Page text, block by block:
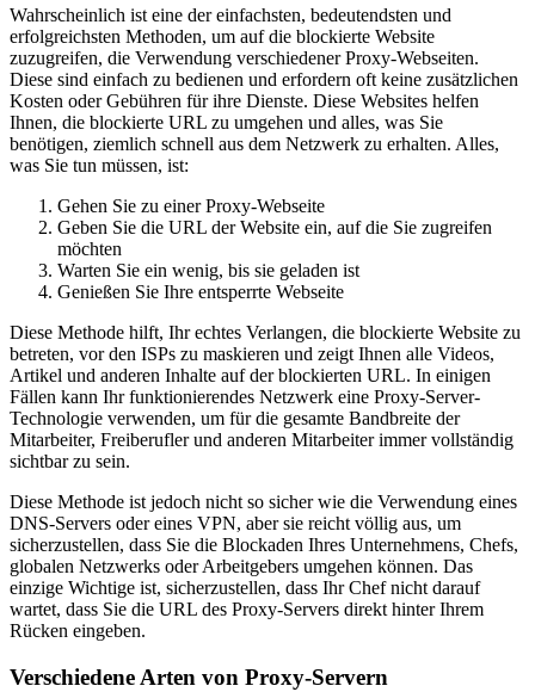
Wahrscheinlich ist eine der einfachsten, bedeutendsten und
erfolgreichsten Methoden, um auf die blockierte Website
zuzugreifen, die Verwendung verschiedener Proxy-Webseiten.
Diese sind einfach zu bedienen und erfordern oft keine zusätzlichen
Kosten oder Gebühren für ihre Dienste. Diese Websites helfen
Ihnen, die blockierte URL zu umgehen und alles, was Sie
benötigen, ziemlich schnell aus dem Netzwerk zu erhalten. Alles,
was Sie tun müssen, ist:
Gehen Sie zu einer Proxy-Webseite
Geben Sie die URL der Website ein, auf die Sie zugreifen
möchten
Warten Sie ein wenig, bis sie geladen ist
Genießen Sie Ihre entsperrte Webseite
Diese Methode hilft, Ihr echtes Verlangen, die blockierte Website zu
betreten, vor den ISPs zu maskieren und zeigt Ihnen alle Videos,
Artikel und anderen Inhalte auf der blockierten URL. In einigen
Fällen kann Ihr funktionierendes Netzwerk eine Proxy-Server-
Technologie verwenden, um für die gesamte Bandbreite der
Mitarbeiter, Freiberufler und anderen Mitarbeiter immer vollständig
sichtbar zu sein.
Diese Methode ist jedoch nicht so sicher wie die Verwendung eines
DNS-Servers oder eines VPN, aber sie reicht völlig aus, um
sicherzustellen, dass Sie die Blockaden Ihres Unternehmens, Chefs,
globalen Netzwerks oder Arbeitgebers umgehen können. Das
einzige Wichtige ist, sicherzustellen, dass Ihr Chef nicht darauf
wartet, dass Sie die URL des Proxy-Servers direkt hinter Ihrem
Rücken eingeben.
Verschiedene Arten von Proxy-Servern